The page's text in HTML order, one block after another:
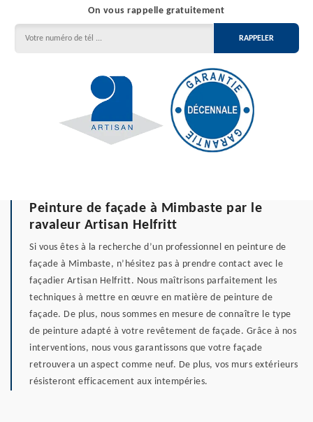
On vous rappelle gratuitement
Peinture de façade à Mimbaste par le
ravaleur Artisan Helfritt
Si vous êtes à la recherche d’un professionnel en peinture de
façade à Mimbaste, n’hésitez pas à prendre contact avec le
façadier Artisan Helfritt. Nous maîtrisons parfaitement les
techniques à mettre en œuvre en matière de peinture de
façade. De plus, nous sommes en mesure de connaître le type
de peinture adapté à votre revêtement de façade. Grâce à nos
interventions, nous vous garantissons que votre façade
retrouvera un aspect comme neuf. De plus, vos murs extérieurs
résisteront efficacement aux intempéries.